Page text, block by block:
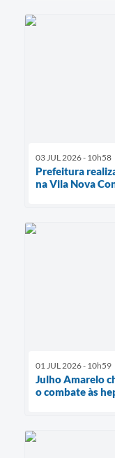
03 JUL 2026 - 10h58
Prefeitura
na Vila Nova
01 JUL 2026 - 10h59
Julho Amarelo
o combate às